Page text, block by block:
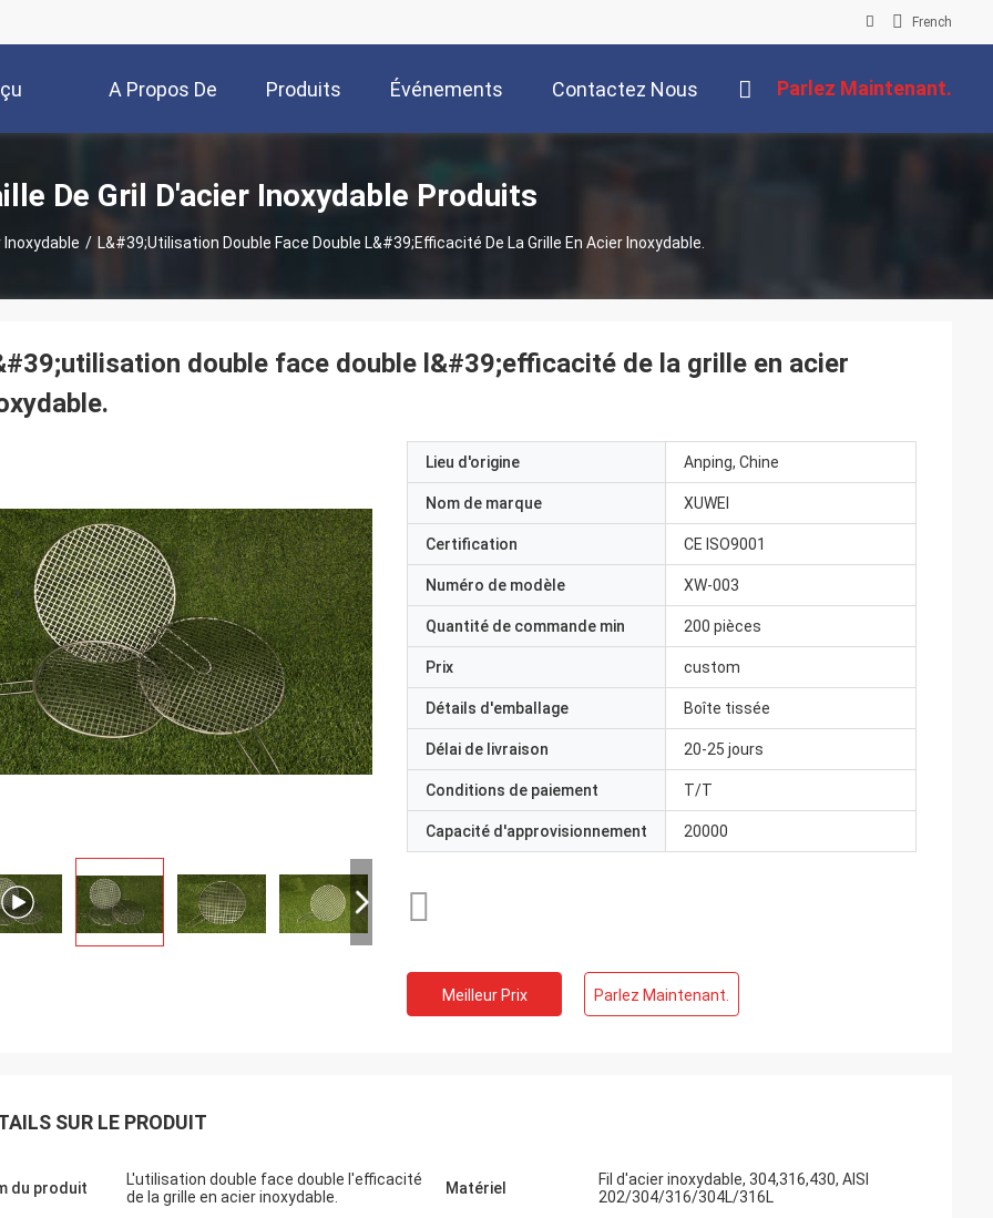
French
A Propos De
Nous
Produits Événements Contactez Nous Parlez Maintenant.
De Gril D'acier Inoxydable Produits
Inoxydable / L&#39;utilisation Double Face Double L&#39;efficacité De La Grille En Acier Inoxydable.
double face double l&#39;efficacité de la grille en acier
Lieu d'origine Anping, Chine
Nom de marque XUWEI
Certification CE ISO9001
Numéro de modèle XW-003
Quantité de commande min 200 pièces
Prix custom
Détails d'emballage Boîte tissée
Délai de livraison 20-25 jours
Conditions de paiement T/T
Capacité d'approvisionnement 20000
Meilleur Prix Parlez Maintenant.
SUR LE PRODUIT
du produit
L'utilisation double face double l'efficacité
de la grille en acier inoxydable.
Matériel
Fil d'acier inoxydable, 304,316,430, AISI
202/304/316/304L/316L